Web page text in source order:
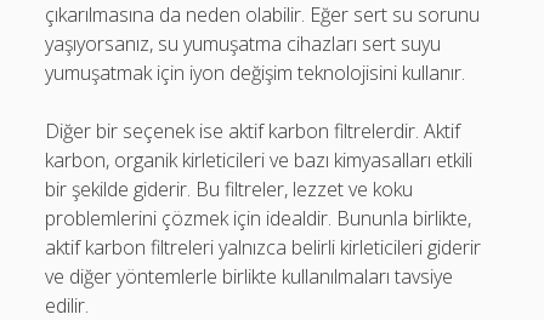
çıkarılmasına da neden olabilir. Eğer sert su sorunu
yaşıyorsanız, su yumuşatma cihazları sert suyu
yumuşatmak için iyon değişim teknolojisini kullanır.
Diğer bir seçenek ise aktif karbon filtrelerdir. Aktif
karbon, organik kirleticileri ve bazı kimyasalları etkili
bir şekilde giderir. Bu filtreler, lezzet ve koku
problemlerini çözmek için idealdir. Bununla birlikte,
aktif karbon filtreleri yalnızca belirli kirleticileri giderir
ve diğer yöntemlerle birlikte kullanılmaları tavsiye
edilir.